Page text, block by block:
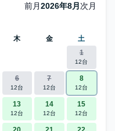
前月2026年8月 次月
木 金
土
1
12台
6
12台
7
12台
8
12台
13
12台
14
12台
15
12台